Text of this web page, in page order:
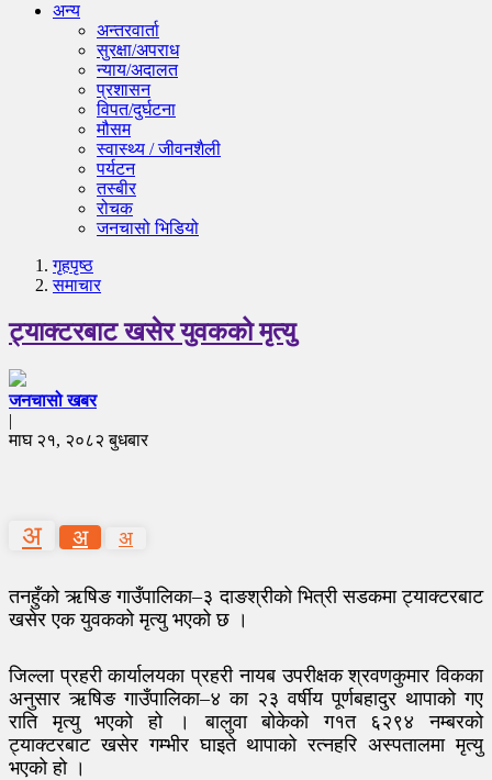
अन्य
अन्तरवार्ता
सुरक्षा/अपराध
न्याय/अदालत
प्रशासन
विपत/दुर्घटना
मौसम
स्वास्थ्य / जीवनशैली
पर्यटन
तस्बीर
रोचक
जनचासो भिडियो
गृहपृष्‍ठ
समाचार
ट्याक्टरबाट खसेर युवकको मृत्यु
जनचासो खबर
|
माघ २१, २०८२ बुधबार
अ अ अ
तनहुँको ऋषिङ गाउँपालिका–३ दाङश्रीको भित्री सडकमा ट्याक्टरबाट
खसेर एक युवकको मृत्यु भएको छ ।
जिल्ला प्रहरी कार्यालयका प्रहरी नायब उपरीक्षक श्रवणकुमार विकका
अनुसार ऋषिङ गाउँपालिका–४ का २३ वर्षीय पूर्णबहादुर थापाको गए
राति मृत्यु भएको हो । बालुवा बोकेको ग१त ६२९४ नम्बरको
ट्याक्टरबाट खसेर गम्भीर घाइते थापाको रत्नहरि अस्पतालमा मृत्यु
भएको हो ।